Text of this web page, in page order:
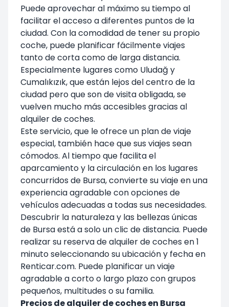
Puede aprovechar al máximo su tiempo al
facilitar el acceso a diferentes puntos de la
ciudad. Con la comodidad de tener su propio
coche, puede planificar fácilmente viajes
tanto de corta como de larga distancia.
Especialmente lugares como Uludağ y
Cumalıkızık, que están lejos del centro de la
ciudad pero que son de visita obligada, se
vuelven mucho más accesibles gracias al
alquiler de coches.
Este servicio, que le ofrece un plan de viaje
especial, también hace que sus viajes sean
cómodos. Al tiempo que facilita el
aparcamiento y la circulación en los lugares
concurridos de Bursa, convierte su viaje en una
experiencia agradable con opciones de
vehículos adecuadas a todas sus necesidades.
Descubrir la naturaleza y las bellezas únicas
de Bursa está a solo un clic de distancia. Puede
realizar su reserva de alquiler de coches en 1
minuto seleccionando su ubicación y fecha en
Renticar.com. Puede planificar un viaje
agradable a corto o largo plazo con grupos
pequeños, multitudes o su familia.
Precios de alquiler de coches en Bursa